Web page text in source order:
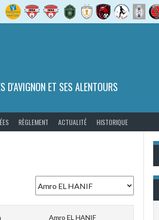
D'AVIGNON ET SES ALENTOURS
RÈGLEMENT ACTUALITÉ HISTORIQUE
Amro EL HANIF